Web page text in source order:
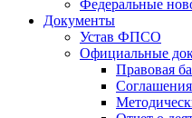
Федеральные
Документы
Устав ФПСО
Официальные
Правовая
Соглашения